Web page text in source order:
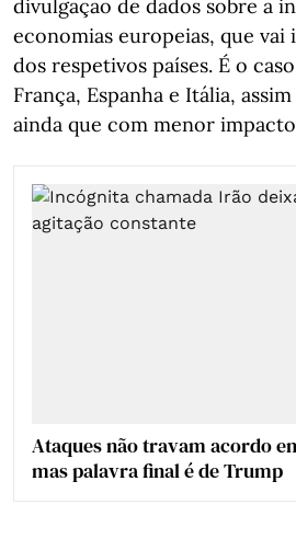
divulgação de dados sobre a
economias europeias, que vai
dos respetivos países. É o
França, Espanha e Itália,
ainda que com menor
Ataques não travam acordo
mas palavra final é de Trump